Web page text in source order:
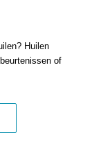
Huilen
of